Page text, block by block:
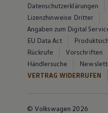
Datenschutzerklärungen
Lizenzhinweise Dritter
Angaben zum Digital
EU Data Act
Rückrufe
Vorschriften
Händlersuche
VERTRAG WIDERRUFEN
© Volkswagen 2026